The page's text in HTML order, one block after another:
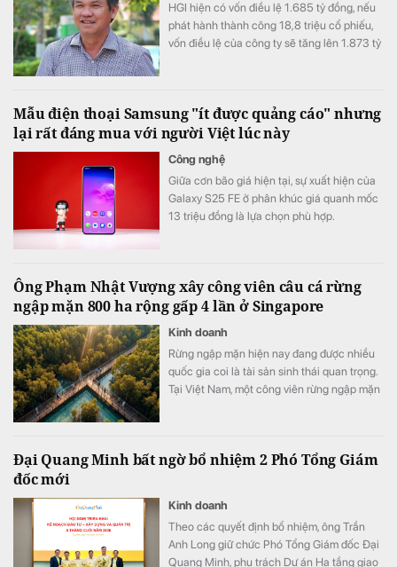
HGI hiện có vốn điều lệ 1.685 tỷ đồng, nếu
phát hành thành công 18,8 triệu cổ phiếu,
vốn điều lệ của công ty sẽ tăng lên 1.873 tỷ
Mẫu điện thoại Samsung "ít được quảng cáo" nhưng
lại rất đáng mua với người Việt lúc này
Công nghệ
Giữa cơn bão giá hiện tại, sự xuất hiện của
Galaxy S25 FE ở phân khúc giá quanh mốc
13 triệu đồng là lựa chọn phù hợp.
Ông Phạm Nhật Vượng xây công viên câu cá rừng
ngập mặn 800 ha rộng gấp 4 lần ở Singapore
Kinh doanh
Rừng ngập mặn hiện nay đang được nhiều
quốc gia coi là tài sản sinh thái quan trọng.
Tại Việt Nam, một công viên rừng ngập mặn
Đại Quang Minh bất ngờ bổ nhiệm 2 Phó Tổng Giám
đốc mới
Kinh doanh
Theo các quyết định bổ nhiệm, ông Trần
Anh Long giữ chức Phó Tổng Giám đốc Đại
Quang Minh, phụ trách Dự án Hạ tầng giao